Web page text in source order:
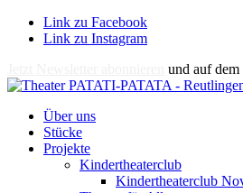
Link zu Facebook
Link zu Instagram
und auf
Über uns
Stücke
Projekte
Kindertheaterclub
Kindertheaterclub